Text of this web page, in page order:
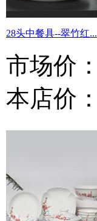
28头中餐具--翠竹红...
市场价：
本店价：